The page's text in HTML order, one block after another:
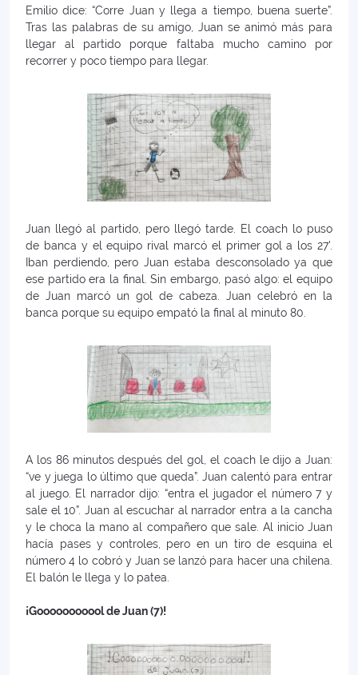
Emilio dice: “Corre Juan y llega a tiempo, buena suerte”.
Tras las palabras de su amigo, Juan se animó más para
llegar al partido porque faltaba mucho camino por
recorrer y poco tiempo para llegar.
Juan llegó al partido, pero llegó tarde. El coach lo puso
de banca y el equipo rival marcó el primer gol a los 27'.
Iban perdiendo, pero Juan estaba desconsolado ya que
ese partido era la final. Sin embargo, pasó algo: el equipo
de Juan marcó un gol de cabeza. Juan celebró en la
banca porque su equipo empató la final al minuto 80.
A los 86 minutos después del gol, el coach le dijo a Juan:
“ve y juega lo último que queda”. Juan calentó para entrar
al juego. El narrador dijo: “entra el jugador el número 7 y
sale el 10”. Juan al escuchar al narrador entra a la cancha
y le choca la mano al compañero que sale. Al inicio Juan
hacía pases y controles, pero en un tiro de esquina el
número 4 lo cobró y Juan se lanzó para hacer una chilena.
El balón le llega y lo patea.
¡Gooooooooool de Juan (7)!